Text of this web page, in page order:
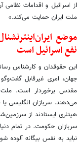
از اسرائیل و اقدامات
ملت ایران حمایت می‌کند.»
موضع
نفع اسرائیل است
این حقوقدان و کارشناس
جهان، امری غیرقابل
مقدس برخوردار است.
می‌دهند. سربازان انگلیسی
هیتلری ایستادند از
سربازان حکومت. در تمام
نباید به نفس بیگانه آلوده